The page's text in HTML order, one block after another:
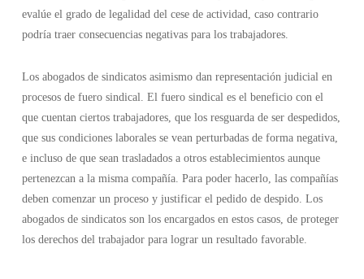
evalúe el grado de legalidad del cese de actividad, caso contrario
podría traer consecuencias negativas para los trabajadores.
Los abogados de sindicatos asimismo dan representación judicial en
procesos de fuero sindical. El fuero sindical es el beneficio con el
que cuentan ciertos trabajadores, que los resguarda de ser despedidos,
que sus condiciones laborales se vean perturbadas de forma negativa,
e incluso de que sean trasladados a otros establecimientos aunque
pertenezcan a la misma compañía. Para poder hacerlo, las compañías
deben comenzar un proceso y justificar el pedido de despido. Los
abogados de sindicatos son los encargados en estos casos, de proteger
los derechos del trabajador para lograr un resultado favorable.